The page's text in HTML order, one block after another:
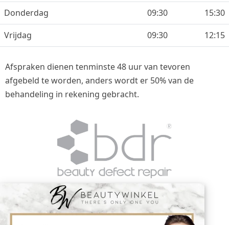
Donderdag
09:30
15:30
Vrijdag
09:30 12:15
Afspraken dienen tenminste 48 uur van tevoren
afgebeld te worden, anders wordt er 50% van de
behandeling in rekening gebracht.